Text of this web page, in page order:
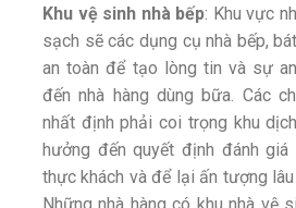
Khu vệ sinh nhà bếp: Khu vực
sạch sẽ các dụng cụ nhà bếp,
an toàn để tạo lòng tin và sự
đến nhà hàng dùng bữa. Các
nhất định phải coi trọng khu
hưởng đến quyết định đánh
thực khách và để lại ấn tượng
Những nhà hàng có khu nhà vệ